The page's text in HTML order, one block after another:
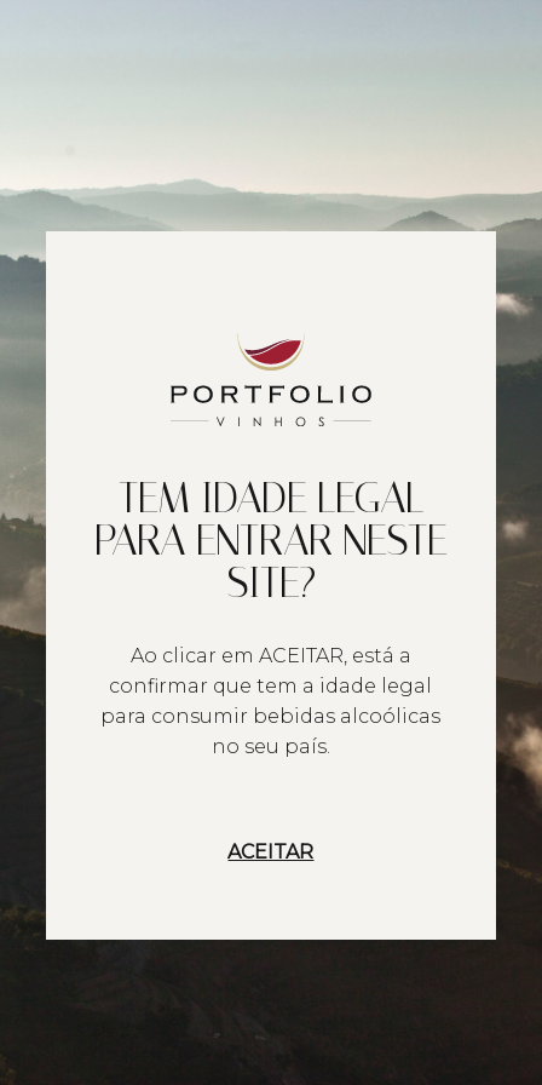
TEM IDADE LEGAL
PARA ENTRAR NESTE
SITE?
Ao clicar em ACEITAR, está a
confirmar que tem a idade legal
para consumir bebidas alcoólicas
no seu país.
ACEITAR